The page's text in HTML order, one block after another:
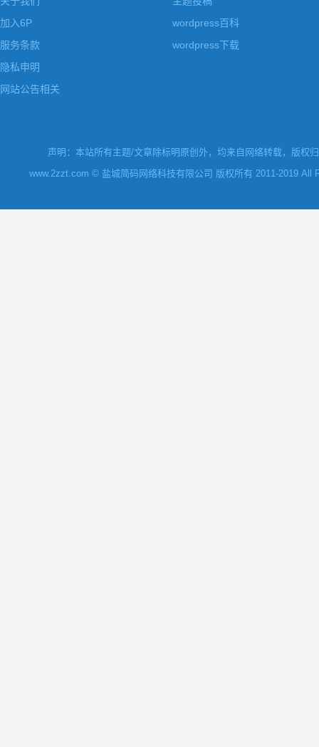
加入6P
服务条款
隐私申明
网站公告相关
wordpress百科
wordpress下载
声明：本站所有主题/文章除标明原创外，均来自网络转载，版权
www.2zzt.com © 盐城简码网络科技有限公司 版权所有 2011-2019